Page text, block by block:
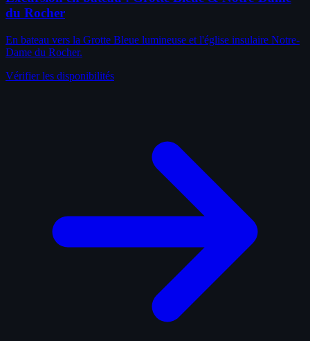
du Rocher
En bateau vers la Grotte Bleue lumineuse et l'église insulaire Notre-
Dame du Rocher.
Vérifier les disponibilités